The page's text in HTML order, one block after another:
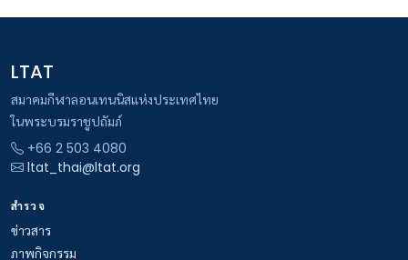
LTAT
สมาคมกีฬาลอนเทนนิสแห่งประเทศไทย
ในพระบรมราชูปถัมภ์
+66 2 503 4080
ltat_thai@ltat.org
สำรวจ
ข่าวสาร
ภาพกิจกรรม